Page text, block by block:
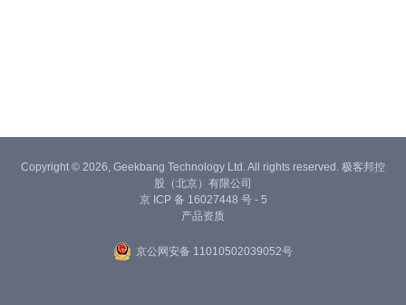
Copyright © 2026, Geekbang Technology Ltd. All rights reserved. 极客邦控
股（北京）有限公司
京 ICP 备 16027448 号 - 5
产品资质
京公网安备 11010502039052号